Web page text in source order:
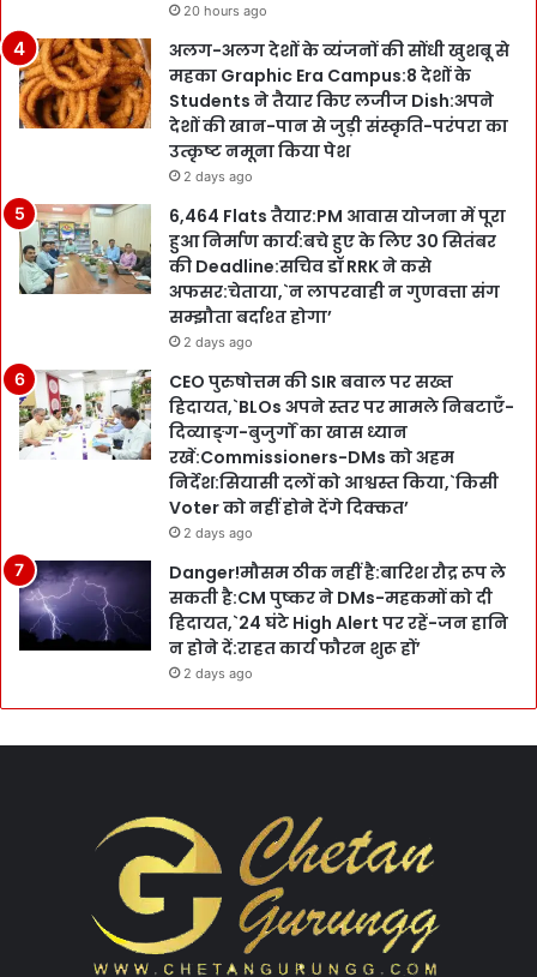
20 hours ago
अलग-अलग देशों के व्यंजनों की सोंधी खुशबू से
महका Graphic Era Campus:8 देशों के
Students ने तैयार किए लजीज Dish:अपने
देशों की खान-पान से जुड़ी संस्कृति-परंपरा का
उत्कृष्ट नमूना किया पेश
2 days ago
6,464 Flats तैयार:PM आवास योजना में पूरा
हुआ निर्माण कार्य:बचे हुए के लिए 30 सितंबर
की Deadline:सचिव डॉ RRK ने कसे
अफसर:चेताया,`न लापरवाही न गुणवत्ता संग
सम्झौता बर्दाश्त होगा’
2 days ago
CEO पुरुषोत्तम की SIR बवाल पर सख्त
हिदायत,`BLOs अपने स्तर पर मामले निबटाएँ-
दिव्याङ्ग-बुजुर्गों का खास ध्यान
रखें:Commissioners-DMs को अहम
निर्देश:सियासी दलों को आश्वस्त किया,`किसी
Voter को नहीं होने देंगे दिक्कत’
2 days ago
Danger!मौसम ठीक नहीं है:बारिश रौद्र रूप ले
सकती है:CM पुष्कर ने DMs-महकमों को दी
हिदायत,`24 घंटे High Alert पर रहें-जन हानि
न होने दें:राहत कार्य फौरन शुरू हों’
2 days ago